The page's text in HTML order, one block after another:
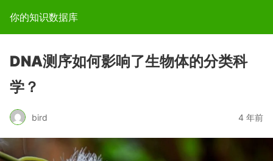
你的知识数据库
DNA测序如何影响了生物体的分类科
学？
bird 4 年前